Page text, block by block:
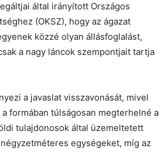
által irányí­tott Országos
(OKSZ), hogy az ágazat
közzé olyan állásfog­lalást,
a nagy láncok szempontjait tartja
a javaslat visszavonását, mi­vel
formában túl­ságosan megterhelné a
tulajdonosok által üzemelte­tett
egységeket, míg az